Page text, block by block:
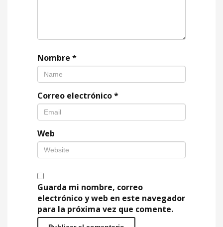
Nombre *
Correo electrónico*
Web
Guarda mi nombre, correo
electrónico y web en este navegador
para la próxima vez que comente.